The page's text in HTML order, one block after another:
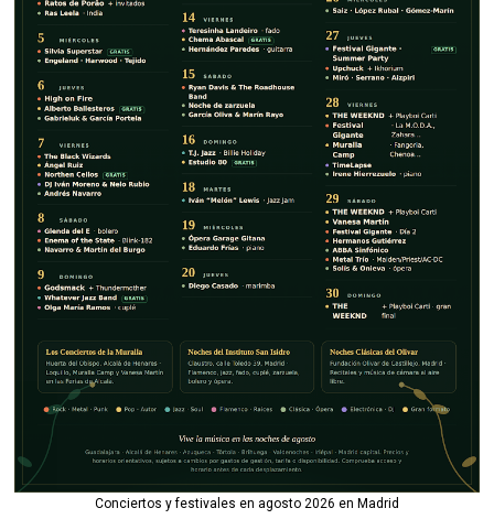
Conciertos y festivales en agosto 2026 en Madrid